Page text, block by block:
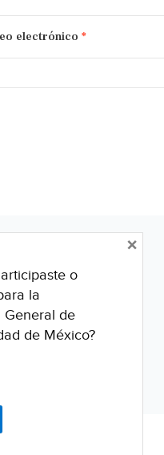
electrónico *
o
la
General de
de México?
×